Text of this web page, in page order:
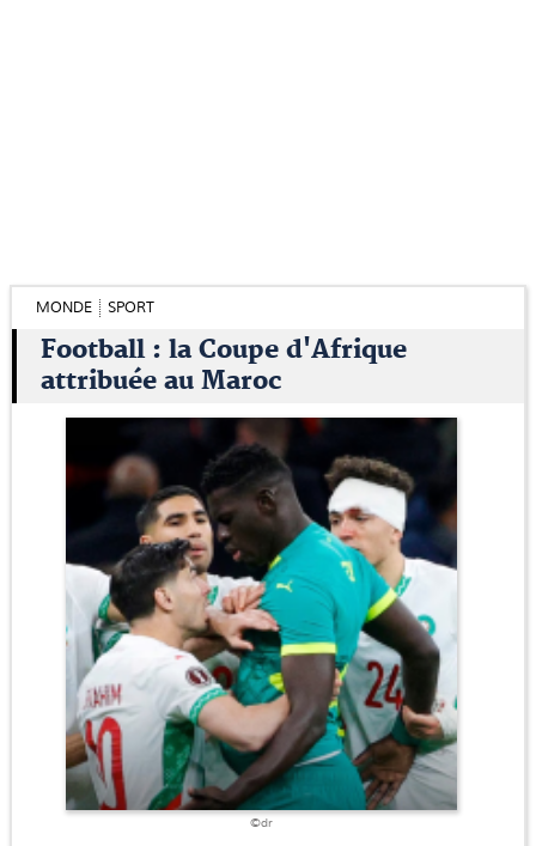
MONDE SPORT
Football : la Coupe d'Afrique
attribuée au Maroc
©dr